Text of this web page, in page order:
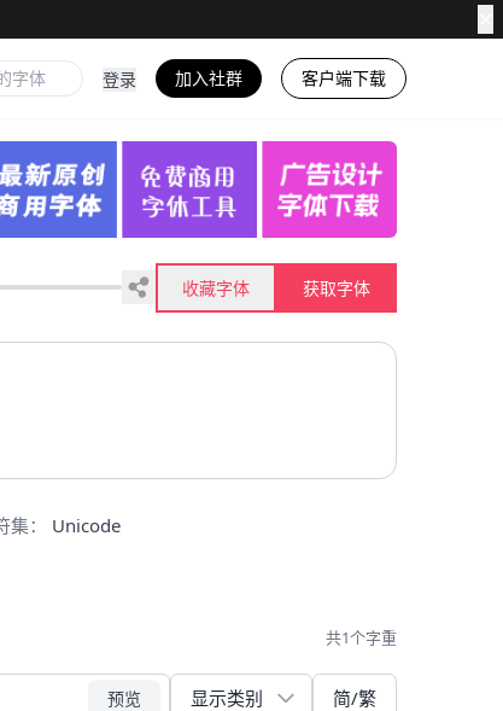
登录 加入社群 客户端下载
收藏字体 获取字体
集： Unicode
共1个字重
预览 简/繁